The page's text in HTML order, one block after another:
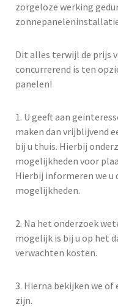
zorgeloze werking
Dit alles terwijl de prijs
concurrerend is ten
panelen!
1. U geeft aan
maken dan vrijblijvend
bij u thuis. Hierbij
mogelijkheden voor
Hierbij informeren we u
mogelijkheden.
2. Na het onderzoek
mogelijk is bij u op het
verwachten kosten.
3. Hierna bekijken we
zijn.